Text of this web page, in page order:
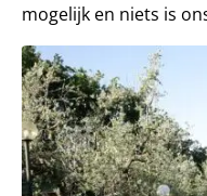
mogelijk en niets is